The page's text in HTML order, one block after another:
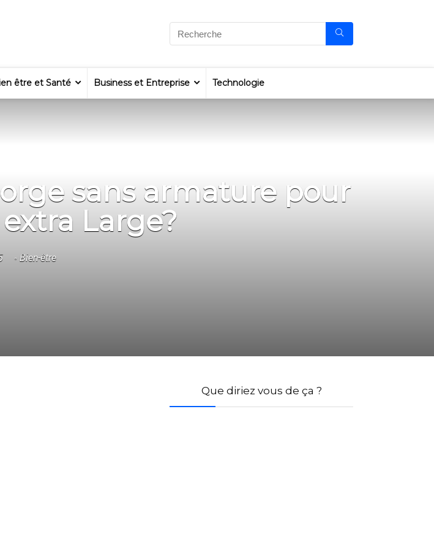
être et Santé Business et Entreprise Technologie
sans armature pour
Large?
Bien-être
Que diriez vous de ça ?